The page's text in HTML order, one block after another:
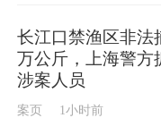
长江口禁渔区非法
万公斤，上海警方
涉案人员
案页 1小时前